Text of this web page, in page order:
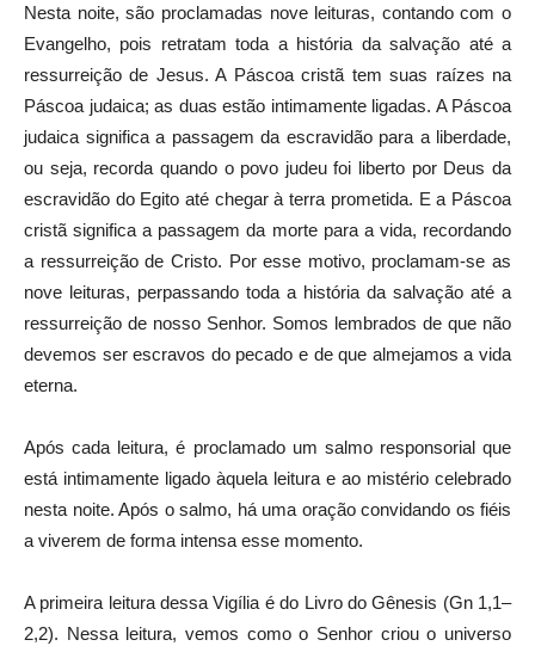
Nesta noite, são proclamadas nove leituras, contando com o
Evangelho, pois retratam toda a história da salvação até a
ressurreição de Jesus. A Páscoa cristã tem suas raízes na
Páscoa judaica; as duas estão intimamente ligadas. A Páscoa
judaica significa a passagem da escravidão para a liberdade,
ou seja, recorda quando o povo judeu foi liberto por Deus da
escravidão do Egito até chegar à terra prometida. E a Páscoa
cristã significa a passagem da morte para a vida, recordando
a ressurreição de Cristo. Por esse motivo, proclamam-se as
nove leituras, perpassando toda a história da salvação até a
ressurreição de nosso Senhor. Somos lembrados de que não
devemos ser escravos do pecado e de que almejamos a vida
eterna.
Após cada leitura, é proclamado um salmo responsorial que
está intimamente ligado àquela leitura e ao mistério celebrado
nesta noite. Após o salmo, há uma oração convidando os fiéis
a viverem de forma intensa esse momento.
A primeira leitura dessa Vigília é do Livro do Gênesis (Gn 1,1–
2,2). Nessa leitura, vemos como o Senhor criou o universo